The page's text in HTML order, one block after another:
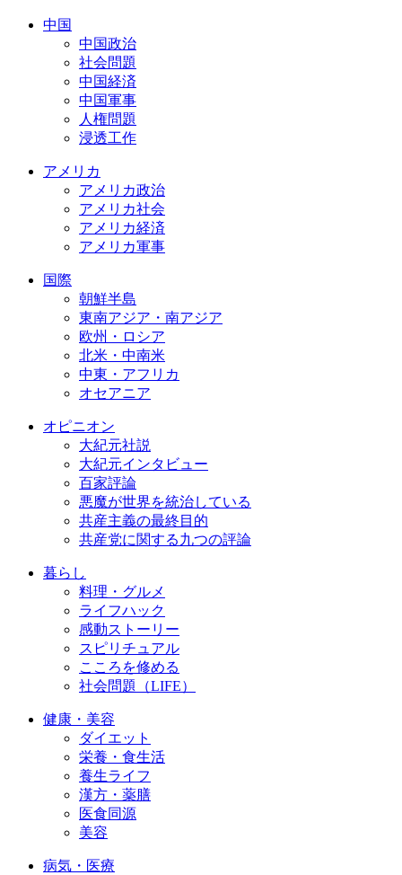
中国
中国政治
社会問題
中国経済
中国軍事
人権問題
浸透工作
アメリカ
アメリカ政治
アメリカ社会
アメリカ経済
アメリカ軍事
国際
朝鮮半島
東南アジア・南アジア
欧州・ロシア
北米・中南米
中東・アフリカ
オセアニア
オピニオン
大紀元社説
大紀元インタビュー
百家評論
悪魔が世界を統治している
共産主義の最終目的
共産党に関する九つの評論
暮らし
料理・グルメ
ライフハック
感動ストーリー
スピリチュアル
こころを修める
社会問題（LIFE）
健康・美容
ダイエット
栄養・食生活
養生ライフ
漢方・薬膳
医食同源
美容
病気・医療